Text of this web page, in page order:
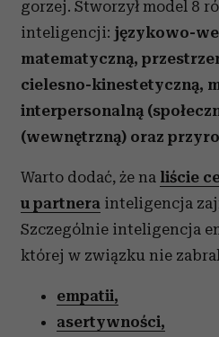
gorzej. Stworzył model 8
inteligencji: językowo-
matematyczną,
cielesno-kinestetyczną,
interpersonalną
(wewnętrzną) oraz
Warto dodać, że na liście
u partnera inteligencja
Szczególnie inteligencja
której w związku nie
empatii,
asertywności,